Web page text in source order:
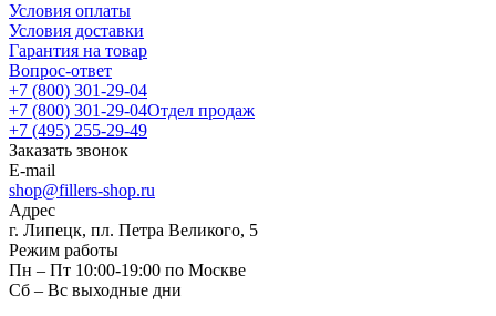
Условия оплаты
Условия доставки
Гарантия на товар
Вопрос-ответ
+7 (800) 301-29-04
+7 (800) 301-29-04Отдел продаж
+7 (495) 255-29-49
Заказать звонок
E-mail
shop@fillers-shop.ru
Адрес
г. Липецк, пл. Петра Великого, 5
Режим работы
Пн – Пт 10:00-19:00 по Москве
Сб – Вс выходные дни